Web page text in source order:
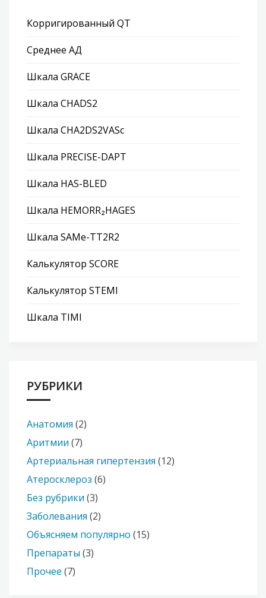
Корригированный QT
Среднее АД
Шкала GRACE
Шкала CHADS2
Шкала CHA2DS2VASc
Шкала PRECISE-DAPT
Шкала HAS-BLED
Шкала HEMORR₂HAGES
Шкала SAMe-TT2R2
Калькулятор SCORE
Калькулятор STEMI
Шкала TIMI
РУБРИКИ
Анатомия (2)
Аритмии (7)
Артериальная гипертензия (12)
Атеросклероз (6)
Без рубрики (3)
Заболевания (2)
Объясняем популярно (15)
Препараты (3)
Прочее (7)